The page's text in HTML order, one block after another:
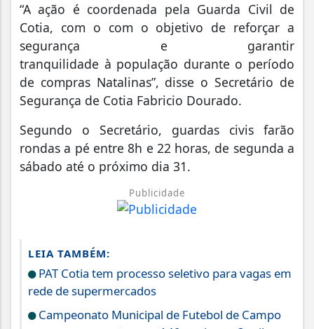
“A ação é coordenada pela Guarda Civil de
Cotia, com o com o objetivo de reforçar a
segurança e garantir
tranquilidade à população durante o período
de compras Natalinas”, disse o Secretário de
Segurança de Cotia Fabricio Dourado.
Segundo o Secretário, guardas civis farão
rondas a pé entre 8h e 22 horas, de segunda a
sábado até o próximo dia 31.
Publicidade
LEIA TAMBÉM:
PAT Cotia tem processo seletivo para vagas em
rede de supermercados
Campeonato Municipal de Futebol de Campo